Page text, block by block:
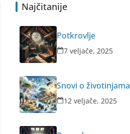
Najčitanije
Potkrovlje
7 veljače, 2025
Snovi o životinjama
12 veljače, 2025